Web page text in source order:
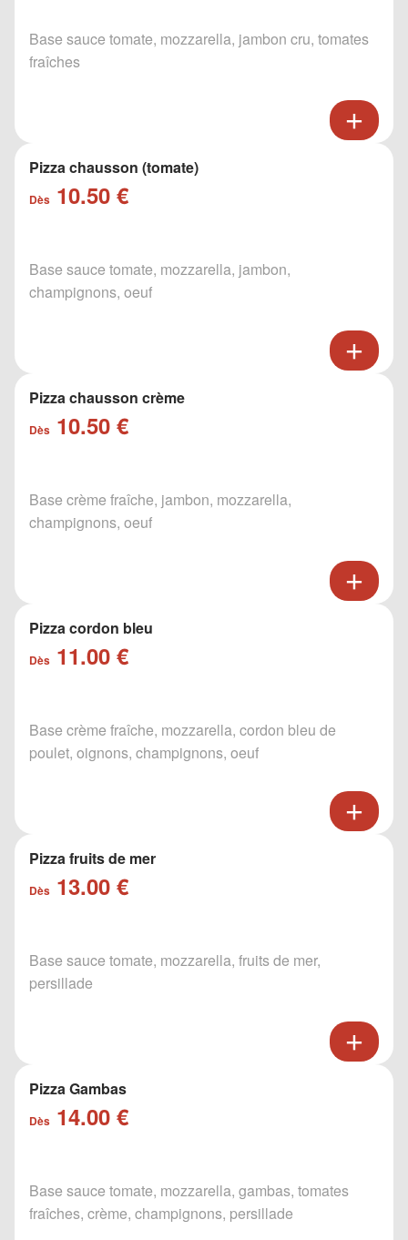
Base sauce tomate, mozzarella, jambon cru, tomates
fraîches
Pizza chausson (tomate)
Dès 10.50 €
Base sauce tomate, mozzarella, jambon,
champignons, oeuf
Pizza chausson crème
Dès 10.50 €
Base crème fraîche, jambon, mozzarella,
champignons, oeuf
Pizza cordon bleu
Dès 11.00 €
Base crème fraîche, mozzarella, cordon bleu de
poulet, oignons, champignons, oeuf
Pizza fruits de mer
Dès 13.00 €
Base sauce tomate, mozzarella, fruits de mer,
persillade
Pizza Gambas
Dès 14.00 €
Base sauce tomate, mozzarella, gambas, tomates
fraîches, crème, champignons, persillade